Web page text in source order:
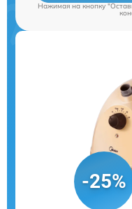
Нажимая на кнопку
-25%